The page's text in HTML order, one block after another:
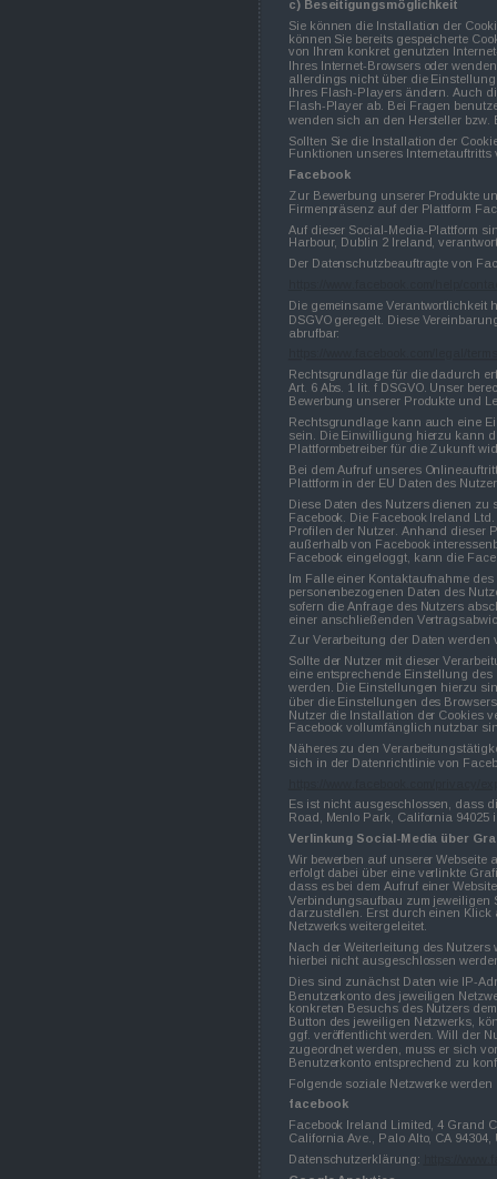
c) Beseitigungsmöglichkeit
Sie können die Installation der
können Sie bereits gespeicherte
von Ihrem konkret genutzten
Ihres Internet-Browsers oder
allerdings nicht über die
Ihres Flash-Players ändern. Auch
Flash-Player ab. Bei Fragen
wenden sich an den Hersteller bzw.
Sollten Sie die Installation der
Funktionen unseres
Facebook
Zur Bewerbung unserer Produkte
Firmenpräsenz auf der Plattform
Auf dieser Social-Media-Plattform
Harbour, Dublin 2 Ireland,
Der Datenschutzbeauftragte von
Die gemeinsame
DSGVO geregelt. Diese
abrufbar:
Rechtsgrundlage für die dadurch
Art. 6 Abs. 1 lit. f DSGVO. Unser
Bewerbung unserer Produkte und
Rechtsgrundlage kann auch eine
sein. Die Einwilligung hierzu kann
Plattformbetreiber für die Zukunft
Bei dem Aufruf unseres
Plattform in der EU Daten des
Diese Daten des Nutzers dienen
Facebook. Die Facebook Ireland
Profilen der Nutzer. Anhand dieser
außerhalb von Facebook
Facebook eingeloggt, kann die
Im Falle einer Kontaktaufnahme
personenbezogenen Daten des
sofern die Anfrage des Nutzers
einer anschließenden
Zur Verarbeitung der Daten werden
Sollte der Nutzer mit dieser
eine entsprechende Einstellung
werden. Die Einstellungen hierzu
über die Einstellungen des
Nutzer die Installation der Cookies
Facebook vollumfänglich nutzbar
Näheres zu den
sich in der Datenrichtlinie von
Es ist nicht ausgeschlossen, dass
Road, Menlo Park, California 94025
Verlinkung Social-Media über
Wir bewerben auf unserer
erfolgt dabei über eine verlinkte
dass es bei dem Aufruf einer
Verbindungsaufbau zum jeweiligen
darzustellen. Erst durch einen
Netzwerks weitergeleitet.
Nach der Weiterleitung des
hierbei nicht ausgeschlossen
Dies sind zunächst Daten wie IP-
Benutzerkonto des jeweiligen
konkreten Besuchs des Nutzers
Button des jeweiligen Netzwerks,
ggf. veröffentlicht werden. Will der
zugeordnet werden, muss er sich
Benutzerkonto entsprechend zu
Folgende soziale Netzwerke
facebook
Facebook Ireland Limited, 4 Grand
California Ave., Palo Alto, CA 94304,
Datenschutzerklärung: